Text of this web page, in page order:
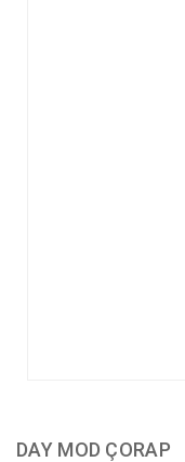
DAY MOD ÇORAP